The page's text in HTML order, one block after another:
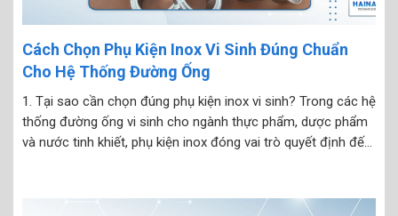
Cách Chọn Phụ Kiện Inox Vi Sinh Đúng Chuẩn
Cho Hệ Thống Đường Ống
1. Tại sao cần chọn đúng phụ kiện inox vi sinh? Trong các hệ
thống đường ống vi sinh cho ngành thực phẩm, dược phẩm
và nước tinh khiết, phụ kiện inox đóng vai trò quyết định đến